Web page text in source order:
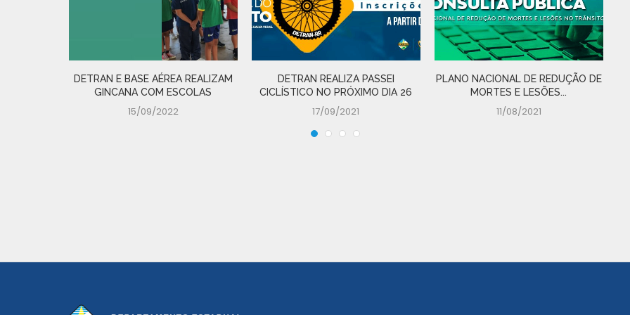
DETRAN E BASE AÉREA REALIZAM
GINCANA COM ESCOLAS
15/09/2022
DETRAN REALIZA PASSEI
CICLÍSTICO NO PRÓXIMO DIA 26
17/09/2021
PLANO NACIONAL DE REDUÇÃO DE
MORTES E LESÕES...
11/08/2021